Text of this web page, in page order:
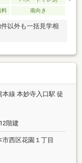
料 南向き
以外も一括見学相
本線 本妙寺入口駅 徒
階建
市西区花園１丁目